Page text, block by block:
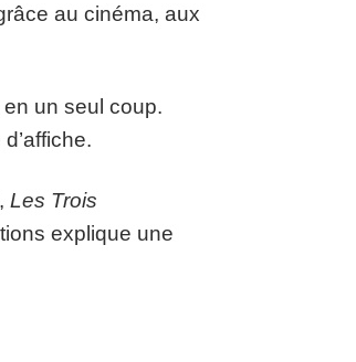
au cinéma, aux
un seul coup.
, Les Trois
explique une